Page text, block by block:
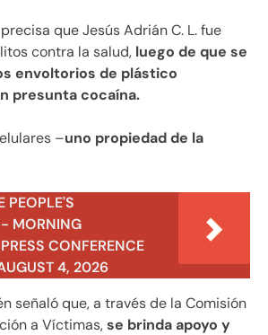
que Jesús Adrián C. L. fue
contra la salud, luego de que se
envoltorios de plástico
presunta cocaína.
–uno propiedad de la
PEOPLE'S
MORNING
CONFERENCE
4, 2026
señaló que, a través de la Comisión
a Víctimas,se brinda apoyo y